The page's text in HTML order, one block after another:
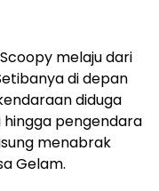
melaju dari
di depan
diduga
pengendara
menabrak
Gelam.